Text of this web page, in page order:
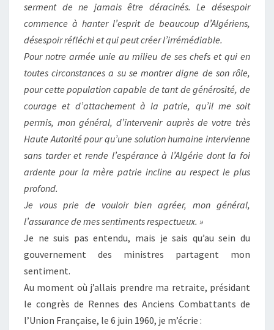
serment de ne jamais être déracinés. Le désespoir
commence à hanter l’esprit de beaucoup d’Algériens,
désespoir réfléchi et qui peut créer l’irrémédiable.
Pour notre armée unie au milieu de ses chefs et qui en
toutes circonstances a su se montrer digne de son rôle,
pour cette population capable de tant de générosité, de
courage et d’attachement à la patrie, qu’il me soit
permis, mon général, d’intervenir auprès de votre très
Haute Autorité pour qu’une solution humaine intervienne
sans tarder et rende l’espérance à l’Algérie dont la foi
ardente pour la mère patrie incline au respect le plus
profond.
Je vous prie de vouloir bien agréer, mon général,
l’assurance de mes sentiments respectueux. »
Je ne suis pas entendu, mais je sais qu’au sein du
gouvernement des ministres partagent mon
sentiment.
Au moment où j’allais prendre ma retraite, présidant
le congrès de Rennes des Anciens Combattants de
l’Union Française, le 6 juin 1960, je m’écrie :